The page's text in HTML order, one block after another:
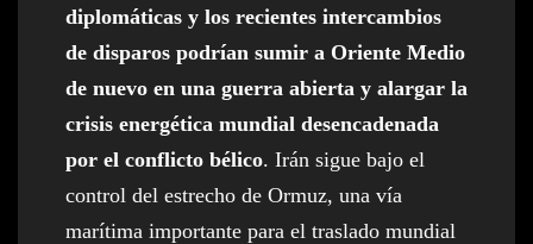
diplomáticas y los recientes intercambios
de disparos podrían sumir a Oriente Medio
de nuevo en una guerra abierta y alargar la
crisis energética mundial desencadenada
por el conflicto bélico. Irán sigue bajo el
control del estrecho de Ormuz, una vía
marítima importante para el traslado mundial